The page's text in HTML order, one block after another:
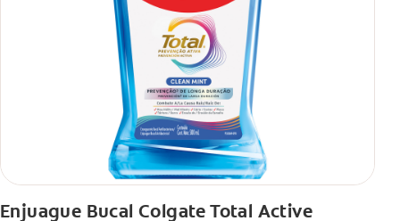
Enjuague Bucal Colgate Total Active